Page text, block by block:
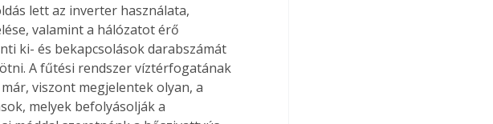
lett az inverter használata,
valamint a hálózatot érő
ki- és bekapcsolások darabszámát
A fűtési rendszer víztérfogatának
viszont megjelentek olyan, a
melyek befolyásolják a